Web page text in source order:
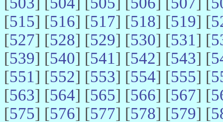
[515] [516] [517] [518] [519] [
[527] [528] [529] [530] [531] [
[539] [540] [541] [542] [543] [
[551] [552] [553] [554] [555] [
[563] [564] [565] [566] [567] [
[575] [576] [577] [578] [579] [